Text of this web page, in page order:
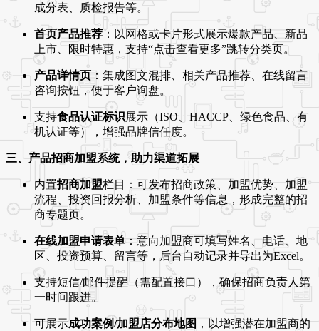
成分表、质检报告等。
首页产品推荐：以网格或卡片形式展示爆款产品、新品
上市、限时特惠，支持“点击查看更多”跳转分类页。
产品详情页：集成图文混排、相关产品推荐、在线留言
咨询按钮，便于客户询盘。
支持食品认证标识展示（ISO、HACCP、绿色食品、有
机认证等），增强品牌信任度。
三、产品招商加盟系统，助力渠道拓展
内置招商加盟栏目：可发布招商政策、加盟优势、加盟
流程、投资回报分析、加盟条件等信息，形成完整的招
商专题页。
在线加盟申请表单：意向加盟商可填写姓名、电话、地
区、投资预算、留言等，后台自动记录并导出为Excel。
支持短信/邮件提醒（需配置接口），确保招商负责人第
一时间跟进。
可展示成功案例/加盟店分布地图 ，以增强潜在加盟商的